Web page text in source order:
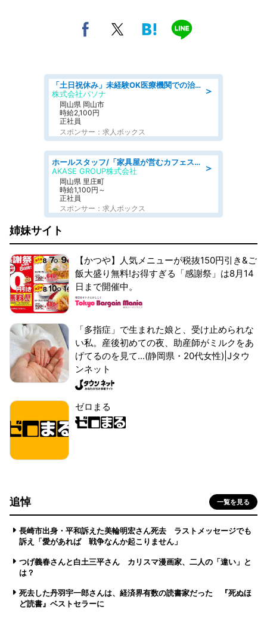
＞
「土日祝休み」未経験OK医療機関での治験コーディネーターのお仕事
株式会社パソナ
岡山県 岡山市
時給2,100円
正社員
スポンサー：求人ボックス
＞
ホールスタッフ/「家具屋が営むカフェスタッフ!」週2日～OK!嬉しいまかない付き/岡山県/浅口郡里庄町
AKASE GROUP株式会社
岡山県 里庄町
時給1,100円～
正社員
スポンサー：求人ボックス
姉妹サイト
【かつや】人気メニューが税抜150円引き&ご
飯大盛り無料!お得すぎる「感謝祭」は8月14
日まで開催中。
「多指症」で生まれた娘と、受け止められな
い私。産後初めての夜、助産師がミルクをあ
げてるのを見て...(静岡県・20代女性)|Jタウ
ンネット
ゼロまる
追悼 一覧を見る
長崎市出身・平和訴えた美輪明宏さん死去 ラストメッセージでも
訴え「愛があれば 戦争なんか起こりません」
つげ義春さんと白土三平さん カリスマ漫画家、二人の「違い」と
は？
死去した丹羽宇一郎さんは、経済界有数の読書家だった 『死ぬほ
ど読書』ベストセラーに